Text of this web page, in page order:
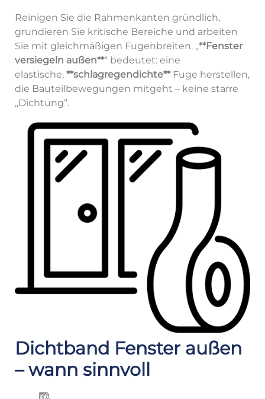
Reinigen Sie die Rahmenkanten gründlich,
grundieren Sie kritische Bereiche und arbeiten
Sie mit gleichmäßigen Fugenbreiten. „**Fenster
versiegeln außen**“ bedeutet: eine
elastische, **schlagregendichte**Fuge herstellen,
die Bauteilbewegungen mitgeht – keine starre
„Dichtung“.
Dichtband Fenster außen
– wann sinnvoll